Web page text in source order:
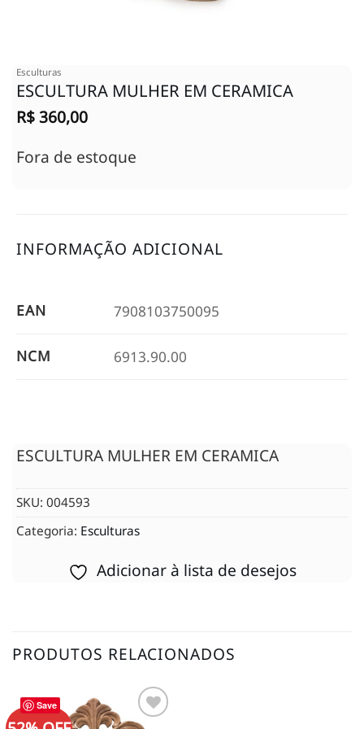
Esculturas
ESCULTURA MULHER EM CERAMICA
R$360,00
Fora de estoque
INFORMAÇÃO ADICIONAL
EAN 7908103750095
NCM 6913.90.00
ESCULTURA MULHER EM CERAMICA
SKU: 004593
Categoria: Esculturas
Adicionar à lista de desejos
PRODUTOS RELACIONADOS
Save